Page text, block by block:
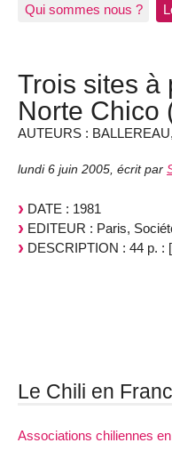
Qui sommes nous ?
Trois sites à
Norte Chico
AUTEURS :
lundi 6 juin 2005, écrit par
DATE : 1981
EDITEUR : Paris,
DESCRIPTION : 44 p. :
Le Chili en
Associations chiliennes